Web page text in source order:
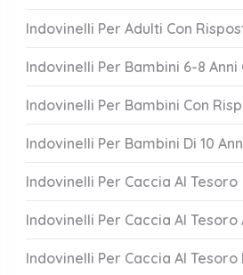
Indovinelli Per Adulti Con
Indovinelli Per Bambini 6-8 Anni
Indovinelli Per Bambini Con
Indovinelli Per Bambini Di 10
Indovinelli Per Caccia Al Tesoro
Indovinelli Per Caccia Al
Indovinelli Per Caccia Al Tesoro